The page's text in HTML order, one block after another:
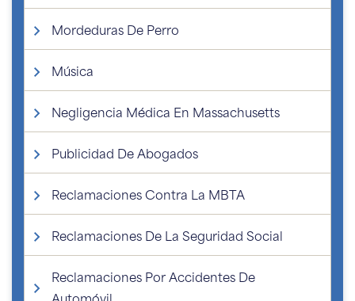
Mordeduras De Perro
Música
Negligencia Médica En Massachusetts
Publicidad De Abogados
Reclamaciones Contra La MBTA
Reclamaciones De La Seguridad Social
Reclamaciones Por Accidentes De